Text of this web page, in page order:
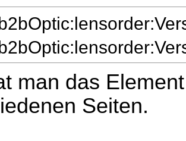
man das
Seiten.